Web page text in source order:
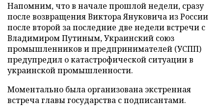
Напомним, что в начале прошлой недели, сразу
после возвращения Виктора Януковича из России
после второй за последние две недели встречи с
Владимиром Путиным, Украинский союз
промышленников и предпринимателей (УСПП)
предупредил о катастрофической ситуации в
украинской промышленности.
Моментально была организована экстренная
встреча главы государства с подписантами.